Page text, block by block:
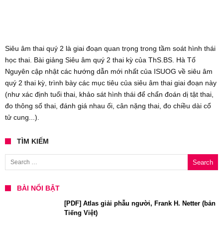
Siêu âm thai quý 2 là giai đoạn quan trọng trong tầm soát hình thái
học thai. Bài giảng Siêu âm quý 2 thai kỳ của ThS.BS. Hà Tố
Nguyên cập nhật các hướng dẫn mới nhất của ISUOG về siêu âm
quý 2 thai kỳ, trình bày các mục tiêu của siêu âm thai giai đoạn này
(như xác định tuổi thai, khảo sát hình thái để chẩn đoán dị tật thai,
đo thông số thai, đánh giá nhau ối, cân nặng thai, đo chiều dài cổ
tử cung...).
TÌM KIẾM
Search for:
BÀI NỔI BẬT
[PDF] Atlas giải phẫu người, Frank H. Netter (bản
Tiếng Việt)